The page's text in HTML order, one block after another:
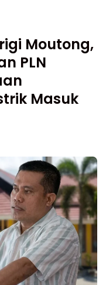
Moutong,
PLN
Masuk